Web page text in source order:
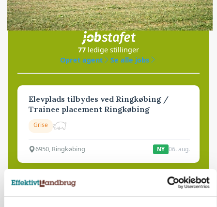
Jobs
i samarbejde med
77 ledige stillinger
Opret agent
Se alle jobs
Elevplads tilbydes ved Ringkøbing /
Trainee placement Ringkøbing
Grise
6950, Ringkøbing NY 06. aug.
Rørlægger / håndmand søges til
dræn/entreprenørarbejde.